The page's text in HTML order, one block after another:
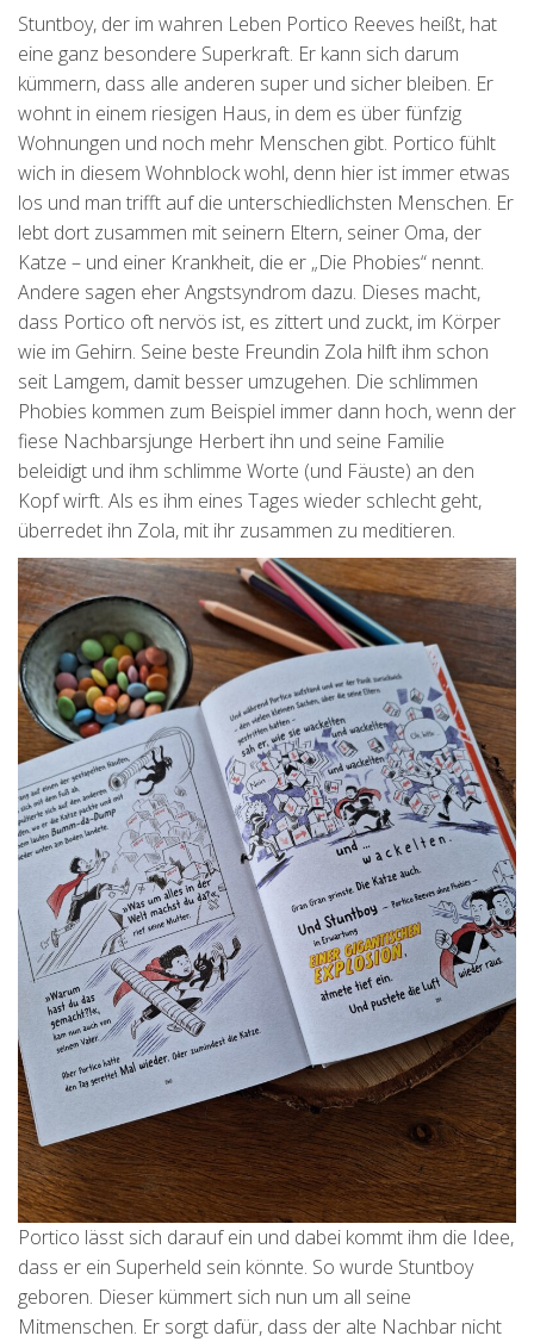
Stuntboy, der im wahren Leben Portico Reeves heißt, hat
eine ganz besondere Superkraft. Er kann sich darum
kümmern, dass alle anderen super und sicher bleiben. Er
wohnt in einem riesigen Haus, in dem es über fünfzig
Wohnungen und noch mehr Menschen gibt. Portico fühlt
wich in diesem Wohnblock wohl, denn hier ist immer etwas
los und man trifft auf die unterschiedlichsten Menschen. Er
lebt dort zusammen mit seinern Eltern, seiner Oma, der
Katze – und einer Krankheit, die er „Die Phobies“ nennt.
Andere sagen eher Angstsyndrom dazu. Dieses macht,
dass Portico oft nervös ist, es zittert und zuckt, im Körper
wie im Gehirn. Seine beste Freundin Zola hilft ihm schon
seit Lamgem, damit besser umzugehen. Die schlimmen
Phobies kommen zum Beispiel immer dann hoch, wenn der
fiese Nachbarsjunge Herbert ihn und seine Familie
beleidigt und ihm schlimme Worte (und Fäuste) an den
Kopf wirft. Als es ihm eines Tages wieder schlecht geht,
überredet ihn Zola, mit ihr zusammen zu meditieren.
Portico lässt sich darauf ein und dabei kommt ihm die Idee,
dass er ein Superheld sein könnte. So wurde Stuntboy
geboren. Dieser kümmert sich nun um all seine
Mitmenschen. Er sorgt dafür, dass der alte Nachbar nicht